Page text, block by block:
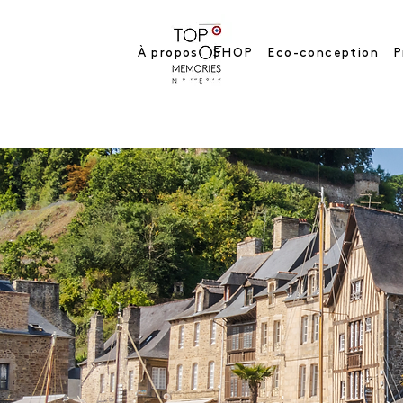
À propos SHOP Eco-conception